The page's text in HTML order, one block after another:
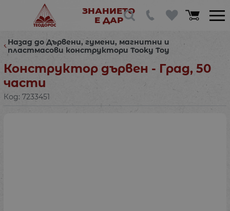
ЗНАНИЕТО
Е ДАР
Назад до Дървени, гумени, магнитни и
пластмасови конструктори Tooky Toy
Конструктор дървен - Град, 50
части
Код: 7233451